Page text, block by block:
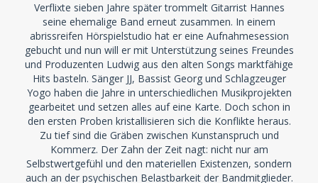
Verflixte sieben Jahre später trommelt Gitarrist Hannes
seine ehemalige Band erneut zusammen. In einem
abrissreifen Hörspielstudio hat er eine Aufnahmesession
gebucht und nun will er mit Unterstützung seines Freundes
und Produzenten Ludwig aus den alten Songs marktfähige
Hits basteln. Sänger JJ, Bassist Georg und Schlagzeuger
Yogo haben die Jahre in unterschiedlichen Musikprojekten
gearbeitet und setzen alles auf eine Karte. Doch schon in
den ersten Proben kristallisieren sich die Konflikte heraus.
Zu tief sind die Gräben zwischen Kunstanspruch und
Kommerz. Der Zahn der Zeit nagt: nicht nur am
Selbstwertgefühl und den materiellen Existenzen, sondern
auch an der psychischen Belastbarkeit der Bandmitglieder.